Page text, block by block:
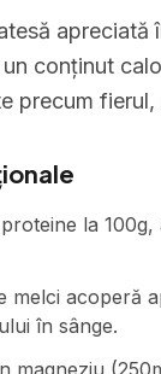
apreciată
conținut
precum
la
melci acoperă
în sânge.
magneziu